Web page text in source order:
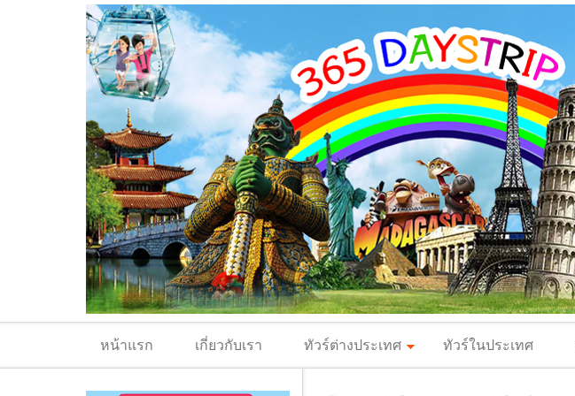
หน้าแรก เกี่ยวกับเรา ทัวร์ต่างประเทศ ทัวร์ในประเทศ